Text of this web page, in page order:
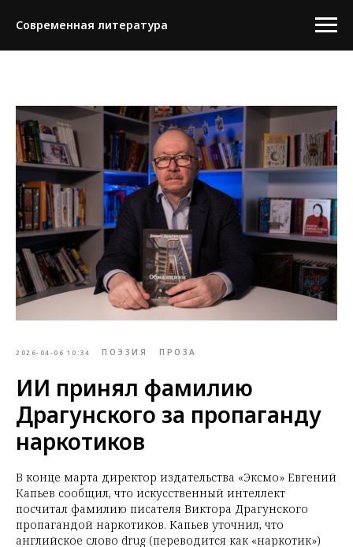
Современная литература
2026-04-06 10:34 ПОЭЗИЯ ПРОЗА
ИИ принял фамилию
Драгунского за пропаганду
наркотиков
В конце марта директор издательства «Эксмо» Евгений
Капьев сообщил, что искусственный интеллект
посчитал фамилию писателя Виктора Драгунского
пропагандой наркотиков. Капьев уточнил, что
английское слово drug (переводится как «наркотик»)